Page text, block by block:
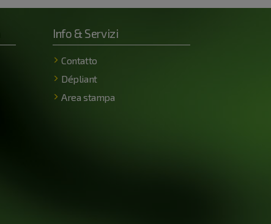
Info & Servizi
Contatto
Dépliant
Area stampa